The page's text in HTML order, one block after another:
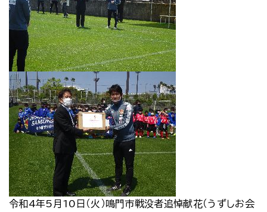
令和4年5月10日（火）鳴門市戦没者追悼献花（うずしお会